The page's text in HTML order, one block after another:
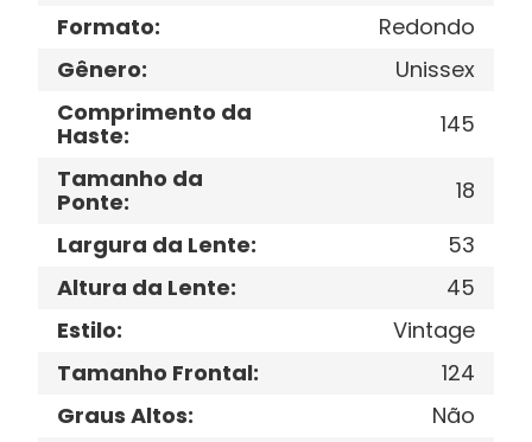
Formato:
Redondo
Gênero:
Unissex
Comprimento da
Haste:
145
Tamanho da
Ponte:
18
Largura da Lente:
53
Altura da Lente:
45
Estilo:
Vintage
Tamanho Frontal:
124
Graus Altos: Não